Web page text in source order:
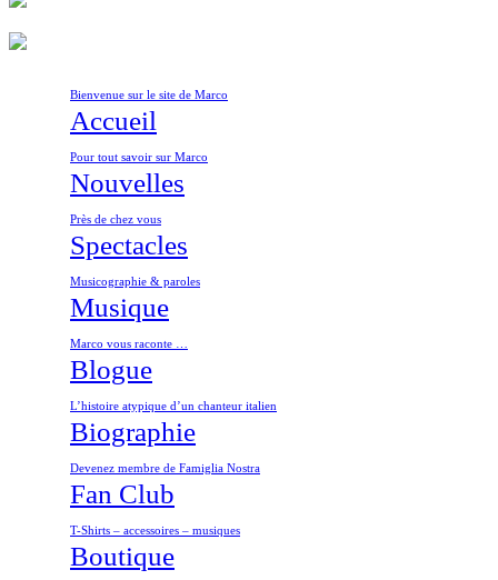
Bienvenue sur le site de Marco
Accueil
Pour tout savoir sur Marco
Nouvelles
Près de chez vous
Spectacles
Musicographie & paroles
Musique
Marco vous raconte …
Blogue
L’histoire atypique d’un chanteur italien
Biographie
Devenez membre de Famiglia Nostra
Fan Club
T-Shirts – accessoires – musiques
Boutique